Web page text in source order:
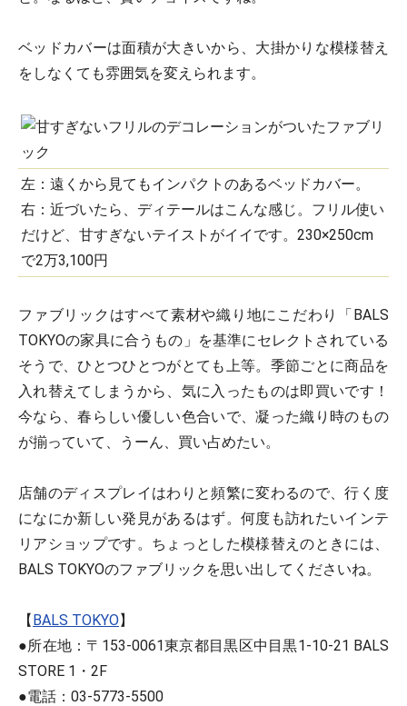
ベッドカバーは面積が大きいから、大掛かりな模様替え
をしなくても雰囲気を変えられます。
左：遠くから見てもインパクトのあるベッドカバー。
右：近づいたら、ディテールはこんな感じ。フリル使い
だけど、甘すぎないテイストがイイです。230×250cm
で2万3,100円
ファブリックはすべて素材や織り地にこだわり「BALS
TOKYOの家具に合うもの」を基準にセレクトされている
そうで、ひとつひとつがとても上等。季節ごとに商品を
入れ替えてしまうから、気に入ったものは即買いです！
今なら、春らしい優しい色合いで、凝った織り時のもの
が揃っていて、うーん、買い占めたい。
店舗のディスプレイはわりと頻繁に変わるので、行く度
になにか新しい発見があるはず。何度も訪れたいインテ
リアショップです。ちょっとした模様替えのときには、
BALS TOKYOのファブリックを思い出してくださいね。
【BALS TOKYO】
●所在地：〒153-0061東京都目黒区中目黒1-10-21 BALS
STORE 1・2F
●電話：03-5773-5500